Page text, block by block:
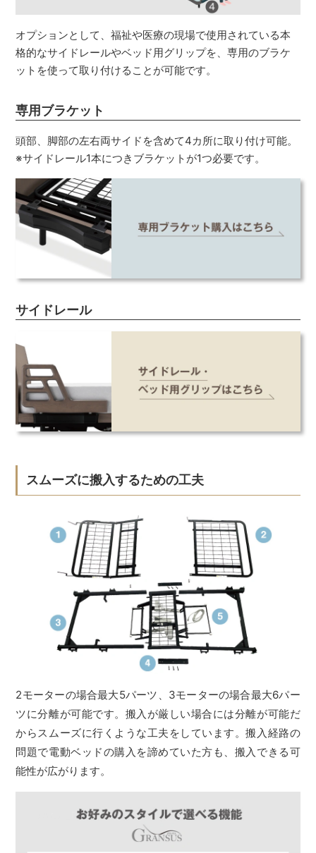
オプションとして、福祉や医療の現場で使用されている本
格的なサイドレールやベッド用グリップを、専用のブラケ
ットを使って取り付けることが可能です。
専用ブラケット
頭部、脚部の左右両サイドを含めて4カ所に取り付け可能。
※サイドレール1本につきブラケットが1つ必要です。
サイドレール
スムーズに搬入するための工夫
2モーターの場合最大5パーツ、3モーターの場合最大6パー
ツに分離が可能です。搬入が厳しい場合には分離が可能だ
からスムーズに行くような工夫をしています。搬入経路の
問題で電動ベッドの購入を諦めていた方も、搬入できる可
能性が広がります。